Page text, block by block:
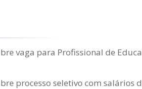
vaga para Profissional de
processo seletivo com salários